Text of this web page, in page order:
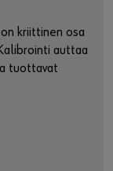
kriittinen osa
auttaa
tuottavat